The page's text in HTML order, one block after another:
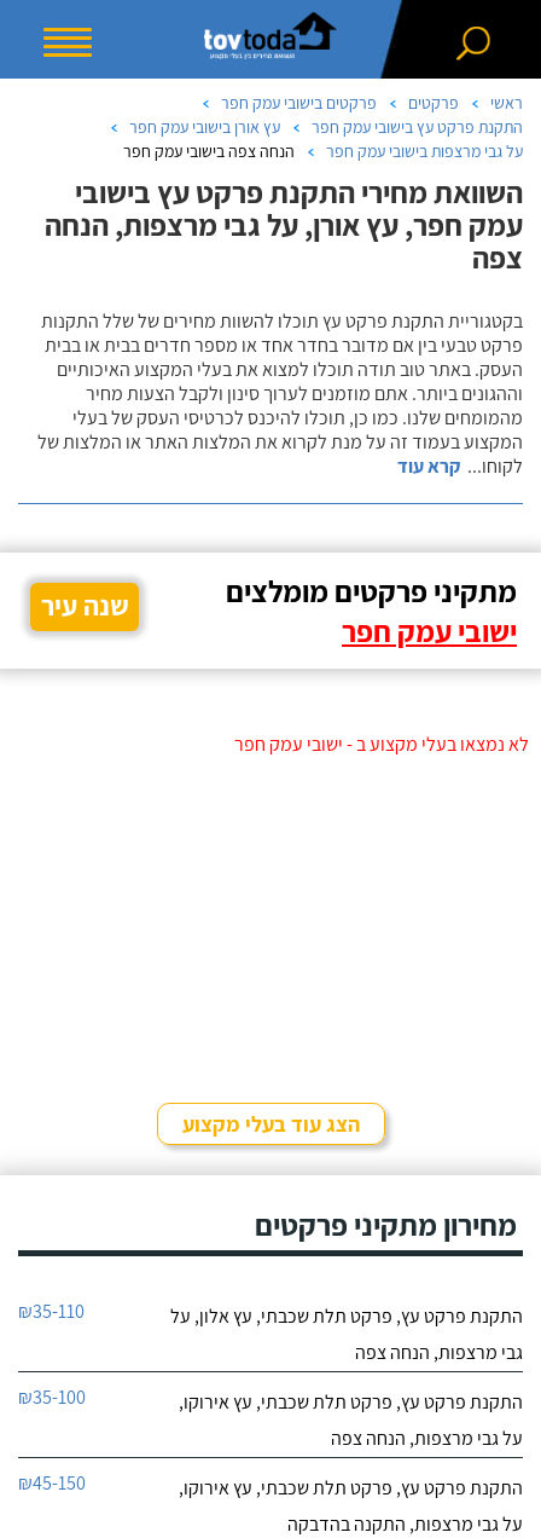
ראשי פרקטים
פרקטים בישובי עמק חפר
התקנת פרקט עץ בישובי עמק חפר
עץ אורן בישובי עמק חפר
על גבי מרצפות בישובי עמק חפר
הנחה צפה בישובי עמק חפר
השוואת מחירי התקנת פרקט עץ בישובי
עמק חפר, עץ אורן, על גבי מרצפות, הנחה
צפה
בקטגוריית התקנת פרקט עץ תוכלו להשוות מחירים של שלל התקנות
פרקט טבעי בין אם מדובר בחדר אחד או מספר חדרים בבית או בבית
העסק. באתר טוב תודה תוכלו למצוא את בעלי המקצוע האיכותיים
וההגונים ביותר. אתם מוזמנים לערוך סינון ולקבל הצעות מחיר
מהמומחים שלנו. כמו כן, תוכלו להיכנס לכרטיסי העסק של בעלי
המקצוע בעמוד זה על מנת לקרוא את המלצות האתר או המלצות של
לקוחו... קרא עוד
מתקיני פרקטים מומלצים
ישובי עמק חפר
שנה עיר
לא נמצאו בעלי מקצוע ב - ישובי עמק חפר
הצג עוד בעלי מקצוע
מחירון מתקיני פרקטים
התקנת פרקט עץ, פרקט תלת שכבתי, עץ אלון, על
גבי מרצפות, הנחה צפה
₪35-110
התקנת פרקט עץ, פרקט תלת שכבתי, עץ אירוקו,
על גבי מרצפות, הנחה צפה
₪35-100
התקנת פרקט עץ, פרקט תלת שכבתי, עץ אירוקו,
על גבי מרצפות, התקנה בהדבקה
₪45-150